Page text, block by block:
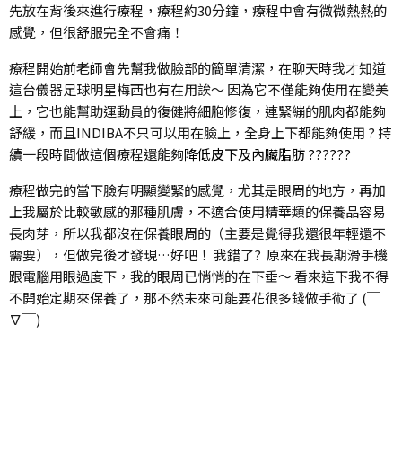
先放在背後來進行療程，療程約30分鐘，療程中會有微微熱熱的
感覺，但很舒服完全不會痛！
療程開始前老師會先幫我做臉部的簡單清潔，在聊天時我才知道
這台儀器足球明星梅西也有在用誒～ 因為它不僅能夠使用在變美
上，它也能幫助運動員的復健將細胞修復，連緊繃的肌肉都能夠
舒緩，而且INDIBA不只可以用在臉上，全身上下都能夠使用 ? 持
續一段時間做這個療程還能夠降低皮下及內臟脂肪 ??????
療程做完的當下臉有明顯變緊的感覺，尤其是眼周的地方，再加
上我屬於比較敏感的那種肌膚，不適合使用精華類的保養品容易
長肉芽，所以我都沒在保養眼周的（主要是覺得我還很年輕還不
需要），但做完後才發現…好吧！ 我錯了? 原來在我長期滑手機
跟電腦用眼過度下，我的眼周已悄悄的在下垂～ 看來這下我不得
不開始定期來保養了，那不然未來可能要花很多錢做手術了 (￣
∇￣)